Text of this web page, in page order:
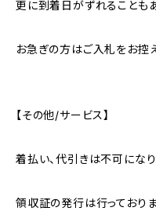
更に到着日がずれることも
お急ぎの方はご入札をお控え
【その他/サービス】
着払い、代引きは不可になり
領収証の発行は行っており